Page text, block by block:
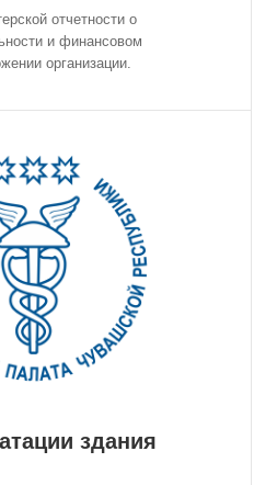
отчетности о
и финансовом
организации.
здания